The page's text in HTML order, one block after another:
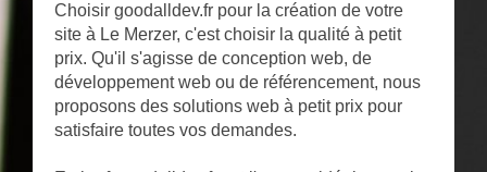
Choisir goodalldev.fr pour la création de votre
site à Le Merzer, c'est choisir la qualité à petit
prix. Qu'il s'agisse de conception web, de
développement web ou de référencement, nous
proposons des solutions web à petit prix pour
satisfaire toutes vos demandes.